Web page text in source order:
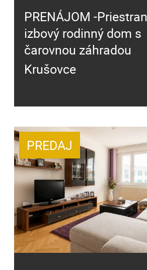
PRENÁJOM -
izbový rodinný dom s
čarovnou záhradou
Krušovce
PREDAJ